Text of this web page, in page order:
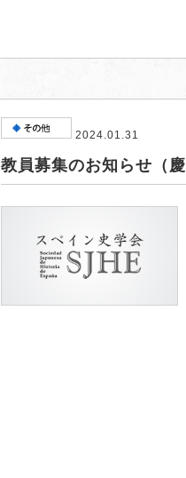
2024.01.31
教員募集のお知らせ（